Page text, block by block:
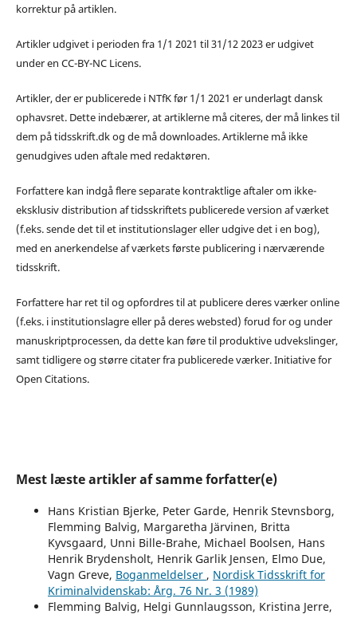
korrektur på artiklen.
Artikler udgivet i perioden fra 1/1 2021 til 31/12 2023 er udgivet
under en CC-BY-NC Licens.
Artikler, der er publicerede i NTfK før 1/1 2021 er underlagt dansk
ophavsret. Dette indebærer, at artiklerne må citeres, der må linkes til
dem på tidsskrift.dk og de må downloades. Artiklerne må ikke
genudgives uden aftale med redaktøren.
Forfattere kan indgå flere separate kontraktlige aftaler om ikke-
eksklusiv distribution af tidsskriftets publicerede version af værket
(f.eks. sende det til et institutionslager eller udgive det i en bog),
med en anerkendelse af værkets første publicering i nærværende
tidsskrift.
Forfattere har ret til og opfordres til at publicere deres værker online
(f.eks. i institutionslagre eller på deres websted) forud for og under
manuskriptprocessen, da dette kan føre til produktive udvekslinger,
samt tidligere og større citater fra publicerede værker. Initiative for
Open Citations.
Mest læste artikler af samme forfatter(e)
Hans Kristian Bjerke, Peter Garde, Henrik Stevnsborg,
Flemming Balvig, Margaretha Järvinen, Britta
Kyvsgaard, Unni Bille-Brahe, Michael Boolsen, Hans
Henrik Brydensholt, Henrik Garlik Jensen, Elmo Due,
Vagn Greve, Boganmeldelser , Nordisk Tidsskrift for
Kriminalvidenskab: Årg. 76 Nr. 3 (1989)
Flemming Balvig, Helgi Gunnlaugsson, Kristina Jerre,